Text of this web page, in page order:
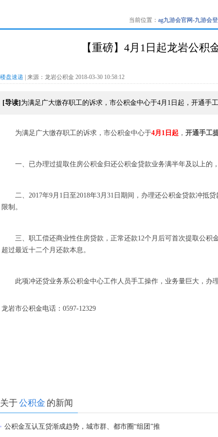
当前位置： ag九游会官网-九游会
【重磅】4月1日起龙岩公
楼盘速递 | 来源：龙岩公积金 2018-03-30 10:58:12
[导读] 为满足广大缴存职工的诉求，市公积金中心于4月1日起，开通手
为满足广大缴存职工的诉求，市公积金中心于4月1日起 ， 开通手工
一、已办理过提取住房公积金归还公积金贷款业务满半年及以上的
二、2017年9月1日至2018年3月31日期间，办理还公积金贷款冲
限制。
三、职工偿还商业性住房贷款，正常还款12个月后可首次提取公
超过最近十二个月还款本息。
此项冲还贷业务系公积金中心工作人员手工操作，业务量巨大，办
龙岩市公积金电话：0597-12329
关于公积金 的新闻
公积金互认互贷渐成趋势，城市群、都市圈“组团”推